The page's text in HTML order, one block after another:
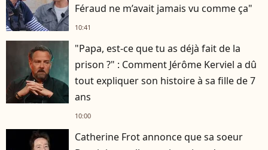
Féraud ne m’avait jamais vu comme ça"
10:41
"Papa, est-ce que tu as déjà fait de la
prison ?" : Comment Jérôme Kerviel a dû
tout expliquer son histoire à sa fille de 7
ans
10:00
Catherine Frot annonce que sa soeur